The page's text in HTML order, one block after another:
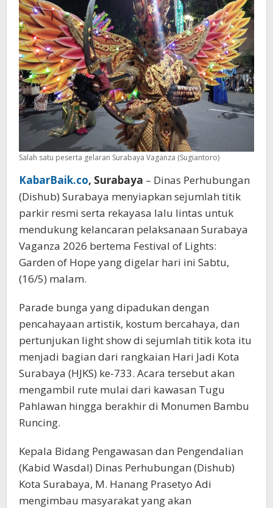
Salah satu peserta gelaran Surabaya Vaganza (Sugiantoro)
KabarBaik.co, Surabaya – Dinas Perhubungan
(Dishub) Surabaya menyiapkan sejumlah titik
parkir resmi serta rekayasa lalu lintas untuk
mendukung kelancaran pelaksanaan Surabaya
Vaganza 2026 bertema Festival of Lights:
Garden of Hope yang digelar hari ini Sabtu,
(16/5) malam.
Parade bunga yang dipadukan dengan
pencahayaan artistik, kostum bercahaya, dan
pertunjukan light show di sejumlah titik kota itu
menjadi bagian dari rangkaian Hari Jadi Kota
Surabaya (HJKS) ke-733. Acara tersebut akan
mengambil rute mulai dari kawasan Tugu
Pahlawan hingga berakhir di Monumen Bambu
Runcing.
Kepala Bidang Pengawasan dan Pengendalian
(Kabid Wasdal) Dinas Perhubungan (Dishub)
Kota Surabaya, M. Hanang Prasetyo Adi
mengimbau masyarakat yang akan